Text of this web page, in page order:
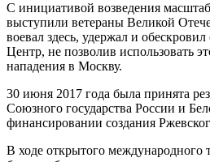
С инициативой возведения
выступили ветераны Великой
воевал здесь, удержал и
Центр, не позволив использовать
нападения в Москву.
30 июня 2017 года была принята
Союзного государства России и
финансировании создания
В ходе открытого международного